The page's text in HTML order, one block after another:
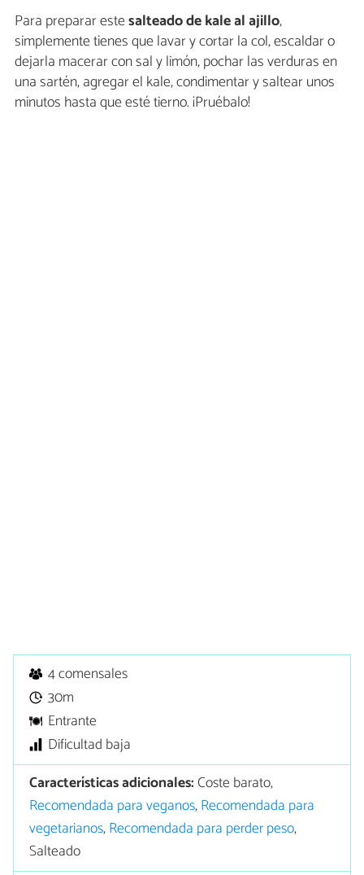
Para preparar estesalteado de kale al ajillo,
simplemente tienes que lavar y cortar la col, escaldar o
dejarla macerar con sal y limón, pochar las verduras en
una sartén, agregar el kale, condimentar y saltear unos
minutos hasta que esté tierno. ¡Pruébalo!
4 comensales
30m
Entrante
Dificultad baja
Características adicionales:Coste barato,
Recomendada para veganos,Recomendada para
vegetarianos,Recomendada para perder peso,
Salteado